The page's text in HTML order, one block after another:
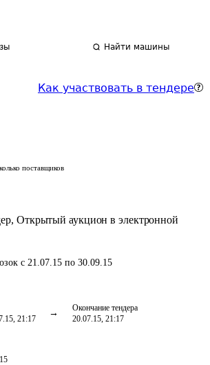
Найти машины
Как участвовать в тендере
поставщиков
, Открытый аукцион в электронной
с 21.07.15 по 30.09.15
21:17
Окончание тендера
20.07.15, 21:17